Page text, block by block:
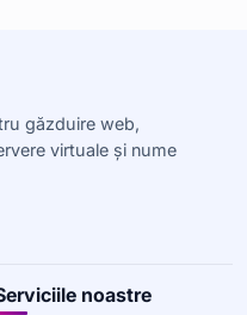
găzduire web,
virtuale și nume
noastre